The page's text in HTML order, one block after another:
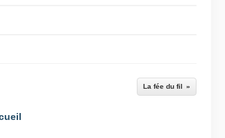
La fée du fil